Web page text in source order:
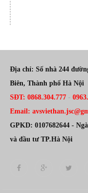
Địa chỉ: Số nhà 244
Biên, Thành phố Hà Nội
SĐT: 0868.304.777 -
Email:
GPKD: 0107682644 -
và đầu tư TP.Hà Nội